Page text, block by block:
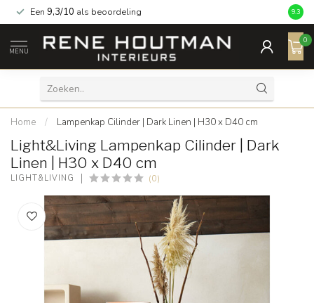
Een 9,3/10 als beoordeling 9.3
MENU
0
Home / Lampenkap Cilinder | Dark Linen | H30 x D40 cm
Light&Living Lampenkap Cilinder | Dark
Linen | H30 x D40 cm
LIGHT&LIVING (0)